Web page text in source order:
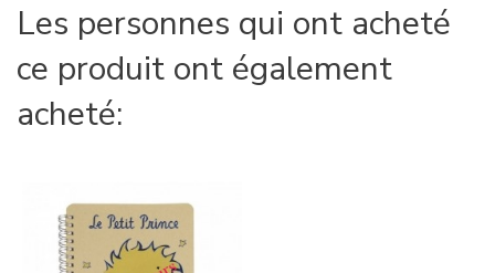
Les personnes qui ont acheté
ce produit ont également
acheté: